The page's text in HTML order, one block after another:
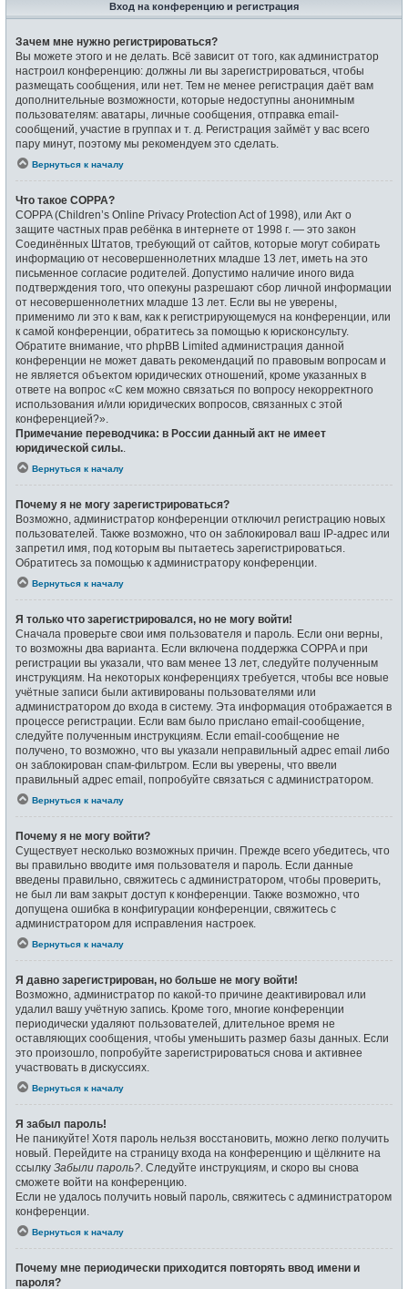
Вход на конференцию и регистрация
Зачем мне нужно регистрироваться?
Вы можете этого и не делать. Всё зависит от того, как администратор
настроил конференцию: должны ли вы зарегистрироваться, чтобы
размещать сообщения, или нет. Тем не менее регистрация даёт вам
дополнительные возможности, которые недоступны анонимным
пользователям: аватары, личные сообщения, отправка email-
сообщений, участие в группах и т. д. Регистрация займёт у вас всего
пару минут, поэтому мы рекомендуем это сделать.
Вернуться к началу
Что такое COPPA?
COPPA (Children’s Online Privacy Protection Act of 1998), или Акт о
защите частных прав ребёнка в интернете от 1998 г. — это закон
Соединённых Штатов, требующий от сайтов, которые могут собирать
информацию от несовершеннолетних младше 13 лет, иметь на это
письменное согласие родителей. Допустимо наличие иного вида
подтверждения того, что опекуны разрешают сбор личной информации
от несовершеннолетних младше 13 лет. Если вы не уверены,
применимо ли это к вам, как к регистрирующемуся на конференции, или
к самой конференции, обратитесь за помощью к юрисконсульту.
Обратите внимание, что phpBB Limited администрация данной
конференции не может давать рекомендаций по правовым вопросам и
не является объектом юридических отношений, кроме указанных в
ответе на вопрос «С кем можно связаться по вопросу некорректного
использования и/или юридических вопросов, связанных с этой
конференцией?».
Примечание переводчика: в России данный акт не имеет
юридической силы.
Вернуться к началу
Почему я не могу зарегистрироваться?
Возможно, администратор конференции отключил регистрацию новых
пользователей. Также возможно, что он заблокировал ваш IP-адрес или
запретил имя, под которым вы пытаетесь зарегистрироваться.
Обратитесь за помощью к администратору конференции.
Вернуться к началу
Я только что зарегистрировался, но не могу войти!
Сначала проверьте свои имя пользователя и пароль. Если они верны,
то возможны два варианта. Если включена поддержка COPPA и при
регистрации вы указали, что вам менее 13 лет, следуйте полученным
инструкциям. На некоторых конференциях требуется, чтобы все новые
учётные записи были активированы пользователями или
администратором до входа в систему. Эта информация отображается в
процессе регистрации. Если вам было прислано email-сообщение,
следуйте полученным инструкциям. Если email-сообщение не
получено, то возможно, что вы указали неправильный адрес email либо
он заблокирован спам-фильтром. Если вы уверены, что ввели
правильный адрес email, попробуйте связаться с администратором.
Вернуться к началу
Почему я не могу войти?
Существует несколько возможных причин. Прежде всего убедитесь, что
вы правильно вводите имя пользователя и пароль. Если данные
введены правильно, свяжитесь с администратором, чтобы проверить,
не был ли вам закрыт доступ к конференции. Также возможно, что
допущена ошибка в конфигурации конференции, свяжитесь с
администратором для исправления настроек.
Вернуться к началу
Я давно зарегистрирован, но больше не могу войти!
Возможно, администратор по какой-то причине деактивировал или
удалил вашу учётную запись. Кроме того, многие конференции
периодически удаляют пользователей, длительное время не
оставляющих сообщения, чтобы уменьшить размер базы данных. Если
это произошло, попробуйте зарегистрироваться снова и активнее
участвовать в дискуссиях.
Вернуться к началу
Я забыл пароль!
Не паникуйте! Хотя пароль нельзя восстановить, можно легко получить
новый. Перейдите на страницу входа на конференцию и щёлкните на
ссылку Забыли пароль? . Следуйте инструкциям, и скоро вы снова
сможете войти на конференцию.
Если не удалось получить новый пароль, свяжитесь с администратором
конференции.
Вернуться к началу
Почему мне периодически приходится повторять ввод имени и
пароля?